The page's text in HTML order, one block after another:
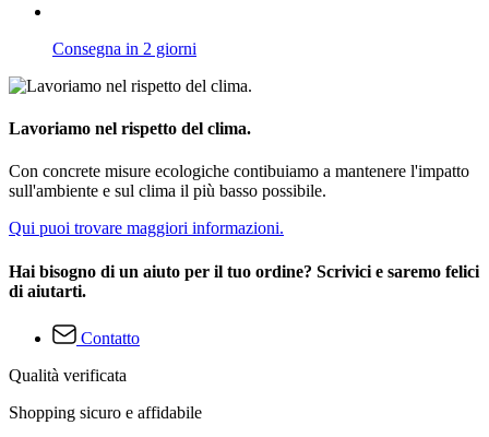
Consegna in 2 giorni
Lavoriamo nel rispetto del clima.
Con concrete misure ecologiche contibuiamo a mantenere l'impatto
sull'ambiente e sul clima il più basso possibile.
Qui puoi trovare maggiori informazioni.
Hai bisogno di un aiuto per il tuo ordine? Scrivici e saremo felici
di aiutarti.
Contatto
Qualità verificata
Shopping sicuro e affidabile